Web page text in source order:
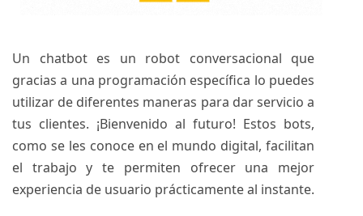
Un chatbot es un robot conversacional que
gracias a una programación específica lo puedes
utilizar de diferentes maneras para dar servicio a
tus clientes. ¡Bienvenido al futuro! Estos bots,
como se les conoce en el mundo digital, facilitan
el trabajo y te permiten ofrecer una mejor
experiencia de usuario prácticamente al instante.